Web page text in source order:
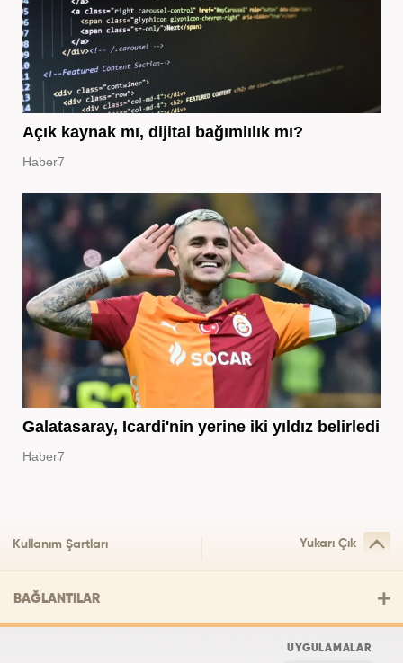
Açık kaynak mı, dijital bağımlılık mı?
Haber7
Galatasaray, Icardi'nin yerine iki yıldız belirledi
Haber7
Kullanım Şartları Yukarı Çık
BAĞLANTILAR
UYGULAMALAR